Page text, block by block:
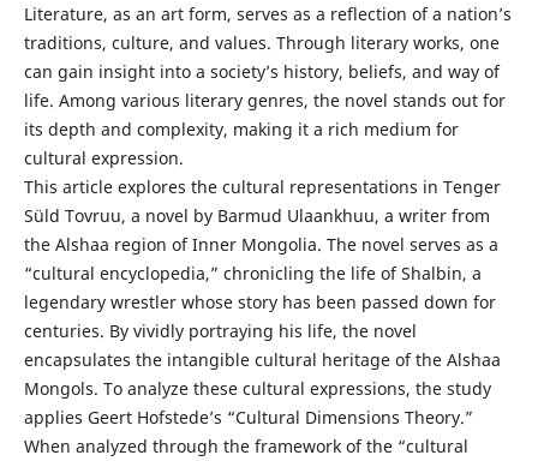
Literature, as an art form, serves as a reflection of a nation’s
traditions, culture, and values. Through literary works, one
can gain insight into a society’s history, beliefs, and way of
life. Among various literary genres, the novel stands out for
its depth and complexity, making it a rich medium for
cultural expression.
This article explores the cultural representations in Tenger
Süld Tovruu, a novel by Barmud Ulaankhuu, a writer from
the Alshaa region of Inner Mongolia. The novel serves as a
“cultural encyclopedia,” chronicling the life of Shalbin, a
legendary wrestler whose story has been passed down for
centuries. By vividly portraying his life, the novel
encapsulates the intangible cultural heritage of the Alshaa
Mongols. To analyze these cultural expressions, the study
applies Geert Hofstede’s “Cultural Dimensions Theory.”
When analyzed through the framework of the “cultural